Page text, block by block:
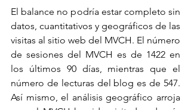
El balance no podría estar completo sin
datos, cuantitativos y geográficos de las
visitas al sitio web del MVCH. El número
de sesiones del MVCH es de 1422 en
los últimos 90 días, mientras que el
número de lecturas del blog es de 547.
Así mismo, el análisis geográfico arroja